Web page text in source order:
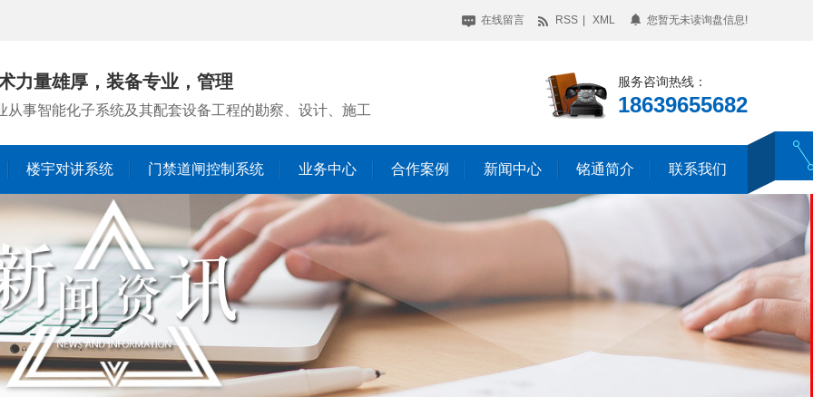
您暂无未读询盘信息!
在线留言 RSS XML
力量雄厚，装备专业，管理
从事智能化子系统及其配套设备工程的勘察、设计、施工
服务咨询热线：
18639655682
楼宇对讲系统 门禁道闸控制系统 业务中心
停车场管理系统 楼宇对讲系统
合作案例 新闻中心
行业动态
时事聚焦
铭通简介 联系我们